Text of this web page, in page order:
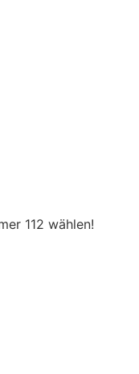
112 wählen!